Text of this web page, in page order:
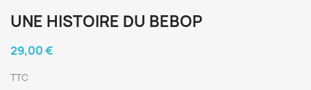
UNE HISTOIRE DU BEBOP
29,00 €
TTC